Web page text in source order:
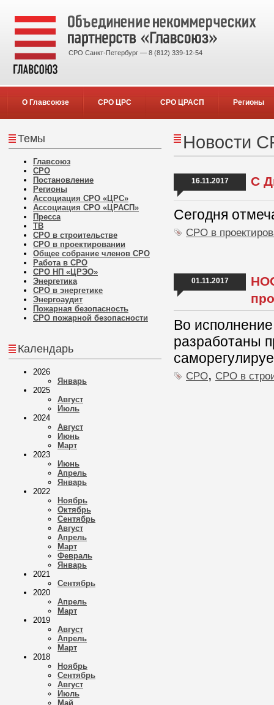
СРО Санкт-Петербург — 8 (812) 339-12-54
О Главсоюзе СРО ЦРС СРО ЦРАСП Регионы
Темы
Главсоюз
СРО
Постановление
Регионы
Ассоциация СРО «ЦРС»
Ассоциация СРО «ЦРАСП»
Пресса
ТВ
СРО в строительстве
СРО в проектировании
Общее собрание членов СРО
Работа в СРО
СРО НП «ЦРЭО»
Энергетика
СРО в энергетике
Энергоаудит
Пожарная безопасность
СРО пожарной безопасности
Календарь
2026
Январь
2025
Август
Июль
2024
Август
Июнь
Март
2023
Июнь
Апрель
Январь
2022
Ноябрь
Октябрь
Сентябрь
Август
Апрель
Март
Февраль
Январь
2021
Сентябрь
2020
Апрель
Март
2019
Август
Апрель
Март
2018
Ноябрь
Сентябрь
Август
Июль
Май
Новости
16.11.2017 С
Сегодня
СРО в
01.11.2017
Во
разработаны
СРО, СРО в